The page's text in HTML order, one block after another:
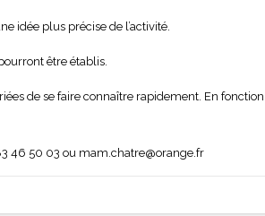
idée plus précise de l’activité.
être établis.
de se faire connaître rapidement. En
46 50 03 ou mam.chatre@orange.fr